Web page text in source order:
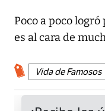
Poco a poco
es al cara de
Vida de Famosos